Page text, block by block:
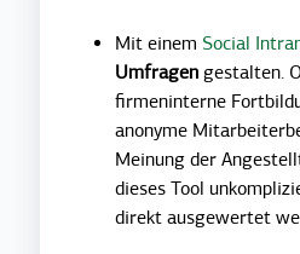
Mit einem Social
Umfragen gestalten.
firmeninterne
anonyme
Meinung der
dieses Tool
direkt ausgewertet